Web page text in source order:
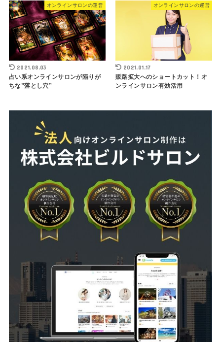
オンラインサロンの運営
2021.08.03
占い系オンラインサロンが陥りが
ちな”落とし穴”
オンラインサロンの運営
2021.01.17
販路拡大へのショートカット！オ
ンラインサロン有効活用